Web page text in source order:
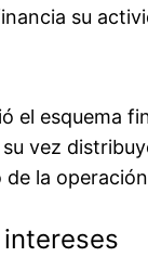
su
el esquema
vez
la